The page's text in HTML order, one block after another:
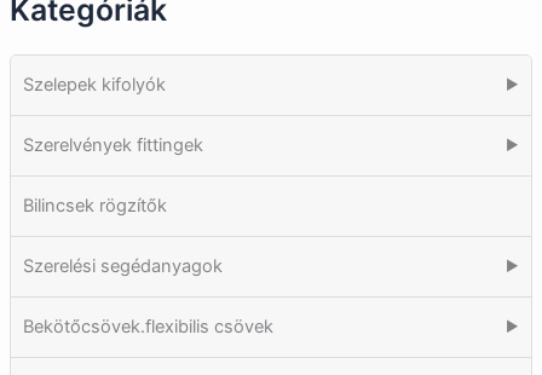
Kategóriák
Szelepek kifolyók ▶
Szerelvények fittingek ▶
Bilincsek rögzítők
Szerelési segédanyagok ▶
Bekötőcsövek.flexibilis csövek ▶